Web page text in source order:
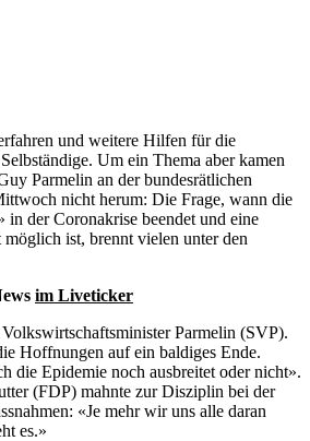
und weitere Hilfen für die
Um ein Thema aber kamen
Parmelin an der bundesrätlichen
nicht herum: Die Frage, wann die
in der Coronakrise beendet und eine
ist, brennt vielen unter den
im Liveticker
Parmelin (SVP).
Hoffnungen auf ein baldiges Ende.
die Epidemie noch ausbreitet oder nicht».
(FDP) mahnte zur Disziplin bei der
«Je mehr wir uns alle daran
es.»